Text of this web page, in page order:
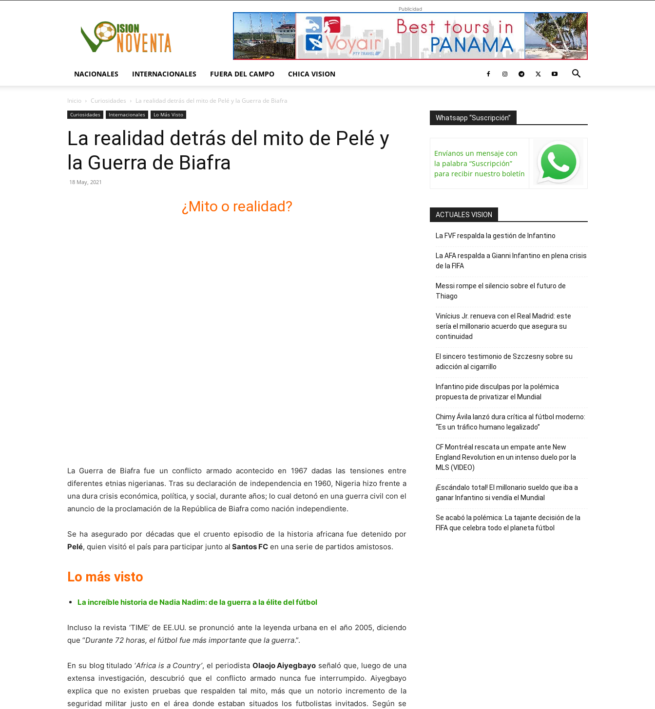
Publicidad
NACIONALES INTERNACIONALES FUERA DEL CAMPO CHICA VISION
Inicio Curiosidades La realidad detrás del mito de Pelé y la Guerra de Biafra
Curiosidades Internacionales Lo Más Visto
La realidad detrás del mito de Pelé y
la Guerra de Biafra
18 May, 2021
¿Mito o realidad?
La Guerra de Biafra fue un conflicto armado acontecido en 1967 dadas las tensiones entre
diferentes etnias nigerianas. Tras su declaración de independencia en 1960, Nigeria hizo frente a
una dura crisis económica, política, y social, durante años; lo cual detonó en una guerra civil con el
anuncio de la proclamación de la República de Biafra como nación independiente.
Se ha asegurado por décadas que el cruento episodio de la historia africana fue detenido por
Pelé, quien visitó el país para participar junto al Santos FC en una serie de partidos amistosos.
Lo más visto
La increíble historia de Nadia Nadim: de la guerra a la élite del fútbol
Incluso la revista ‘TIME’ de EE.UU. se pronunció ante la leyenda urbana en el año 2005, diciendo
que “Durante 72 horas, el fútbol fue más importante que la guerra.”.
En su blog titulado ‘Africa is a Country’, el periodista Olaojo Aiyegbayo señaló que, luego de una
extensa investigación, descubrió que el conflicto armado nunca fue interrumpido. Aiyegbayo
explica que no existen pruebas que respalden tal mito, más que un notorio incremento de la
seguridad militar justo en el área donde estaban situados los futbolistas invitados. Según se
Whatsapp “Suscripción”
Envíanos un mensaje con
la palabra “Suscripción”
para recibir nuestro boletín
ACTUALES VISION
La FVF respalda la gestión de Infantino
La AFA respalda a Gianni Infantino en plena crisis
de la FIFA
Messi rompe el silencio sobre el futuro de
Thiago
Vinícius Jr. renueva con el Real Madrid: este
sería el millonario acuerdo que asegura su
continuidad
El sincero testimonio de Szczesny sobre su
adicción al cigarrillo
Infantino pide disculpas por la polémica
propuesta de privatizar el Mundial
Chimy Ávila lanzó dura crítica al fútbol moderno:
“Es un tráfico humano legalizado”
CF Montréal rescata un empate ante New
England Revolution en un intenso duelo por la
MLS (VIDEO)
¡Escándalo total! El millonario sueldo que iba a
ganar Infantino si vendía el Mundial
Se acabó la polémica: La tajante decisión de la
FIFA que celebra todo el planeta fútbol